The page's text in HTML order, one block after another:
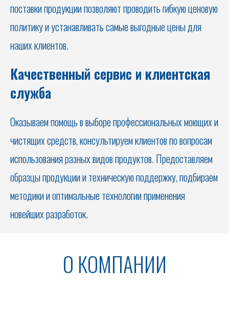
поставки продукции позволяют проводить гибкую ценовую
политику и устанавливать самые выгодные цены для
наших клиентов.
Качественный сервис и клиентская
служба
Оказываем помощь в выборе профессиональных моющих и
чистящих средств, консультируем клиентов по вопросам
использования разных видов продуктов. Предоставляем
образцы продукции и техническую поддержку, подбираем
методики и оптимальные технологии применения
новейших разработок.
О КОМПАНИИ